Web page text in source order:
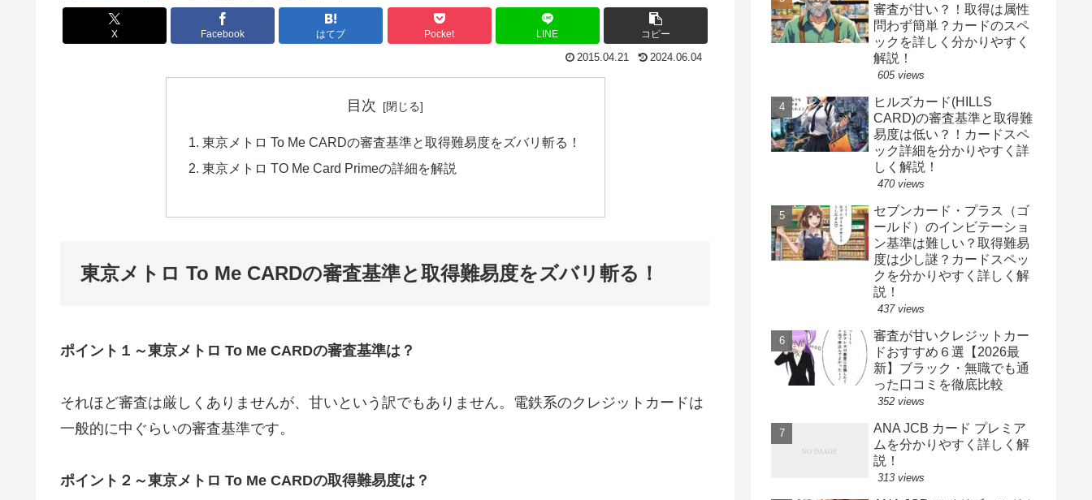
X Facebook はてブ Pocket LINE コピー
2015.04.21 2024.06.04
目次
東京メトロ To Me CARDの審査基準と取得難易度をズバリ斬る！
東京メトロ TO Me Card Primeの詳細を解説
東京メトロ To Me CARDの審査基準と取得難易度をズバリ斬る！
ポイント１～東京メトロ To Me CARDの審査基準は？
それほど審査は厳しくありませんが、甘いという訳でもありません。電鉄系のクレジットカードは
一般的に中ぐらいの審査基準です。
ポイント２～東京メトロ To Me CARDの取得難易度は？
審査が甘い？！取得は属性
問わず簡単？カードのスペ
ックを詳しく分かりやすく
解説！
605 views
ヒルズカード(HILLS
CARD)の審査基準と取得難
易度は低い？！カードスペ
ック詳細を分かりやすく詳
しく解説！
470 views
セブンカード・プラス（ゴ
ールド）のインビテーショ
ン基準は難しい？取得難易
度は少し謎？カードスペッ
クを分かりやすく詳しく解
説！
437 views
審査が甘いクレジットカー
ドおすすめ６選【2026最
新】ブラック・無職でも通
った口コミを徹底比較
352 views
ANA JCB カード プレミア
ムを分かりやすく詳しく解
説！
313 views